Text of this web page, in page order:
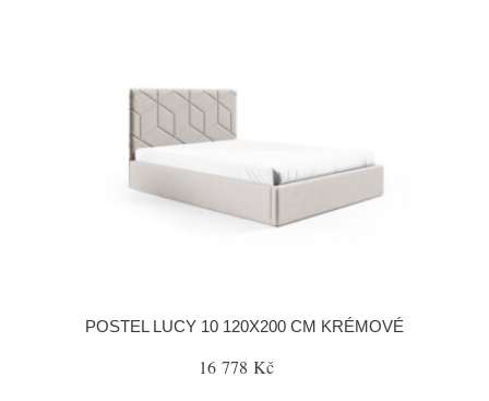
POSTEL LUCY 10 120X200 CM KRÉMOVÉ
16 778 Kč